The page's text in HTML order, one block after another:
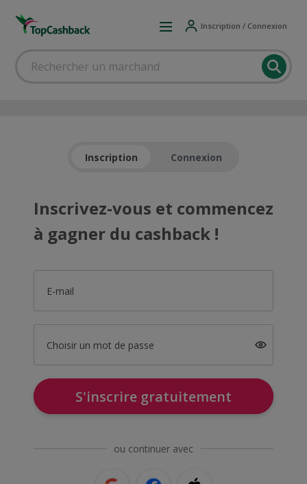
Inscription / Connexion
Inscription Connexion
Inscrivez-vous et commencez
à gagner du cashback !
E-mail
Choisir un mot de passe
S'inscrire gratuitement
ou continuer avec